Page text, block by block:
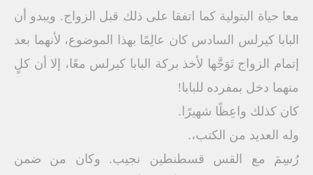
معا حياة البتولية كما اتفقا على ذلك قبل الزواج. ويبدو أن
البابا كيرلس السادس كان عالِمًا بهذا الموضوع، لأنهما بعد
إتمام الزواج تَوَجَّها لأخذ بركة البابا كيرلس معًا، إلا أن كلٍ
منهما دخل بمفرده للبابا!
كان كذلك واعِظًا شهيرًا.
وله العديد من الكتب،.
رُسِمَ مع القس قسطنطين نجيب. وكان من ضمن